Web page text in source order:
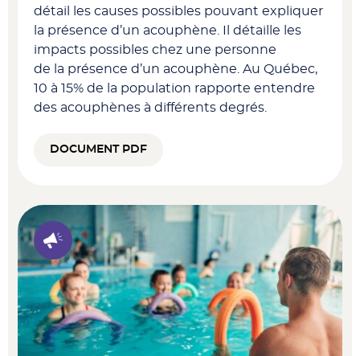
détail les causes possibles pouvant expliquer
la présence d’un acouphène. Il détaille les
impacts possibles chez une personne
de la présence d’un acouphène. Au Québec,
10 à 15% de la population rapporte entendre
des acouphènes à différents degrés.
DOCUMENT PDF